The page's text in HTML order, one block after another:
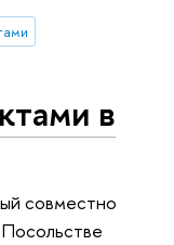
в
совместно